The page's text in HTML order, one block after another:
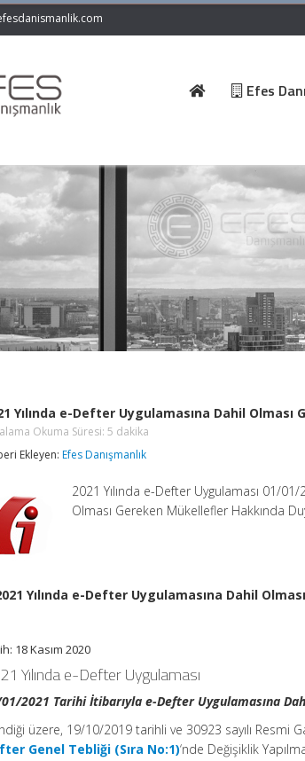
Efes
Yılında e-Defter Uygulamasına Dahil
Okuma Süresi:5 dakika
Ekleyen:Efes Danışmanlık
2021 Yılında e-Defter Uygulaması 01/
Olması Gereken Mükellefler Hakkında
Yılında e-Defter Uygulamasına Dahil
18 Kasım 2020
Yılında e-Defter Uygulaması
2021 Tarihi İtibarıyla e-Defter Uygulamasına
üzere, 19/10/2019 tarihli ve 30923 sayılı Resmi
Genel Tebliği (Sıra No:1)‘nde Değişiklik